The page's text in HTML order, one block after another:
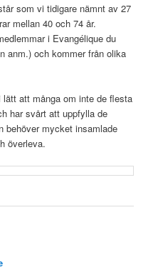
som vi tidigare nämnt av 27
mellan 40 och 74 år.
i Evangélique du
anm.) och kommer från olika
att många om inte de flesta
har svårt att uppfylla de
behöver mycket insamlade
överleva.